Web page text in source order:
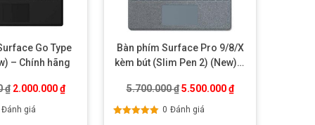
₫.
Go Type
– Chính hãng
₫ Giá gốc là: 2.350.000 ₫.
2.000.000₫Giá hiện tại là: 2.000.000 ₫.
Đánh giá
Bàn phím Surface Pro 9/8/X
kèm bút (Slim Pen 2) (New) –
5.700.000₫ Giá gốc là: 5.700.000 ₫.
5.500.000₫Giá hiện tại là:
0 Đánh giá